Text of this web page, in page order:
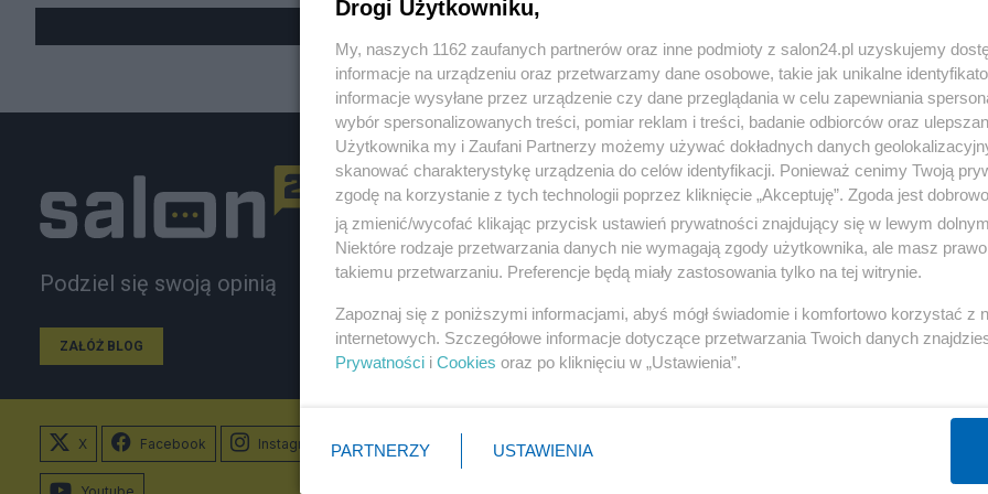
Podziel się swoją opinią
ZAŁÓŻ BLOG
Polityka
PiS
Rząd
NATO
KO
Gospodarka
Biznes
Pieniądze
Centralny Port Komunikacyjny
Inwestycje
Podatki
X Facebook Instagram
Youtube
Drogi Użytkowniku,
My, naszych 1162 zaufanych partnerów oraz inne podmioty z salon24.pl uzyskujemy
informacje na urządzeniu oraz przetwarzamy dane osobowe, takie jak unikalne
informacje wysyłane przez urządzenie czy dane przeglądania w celu zapewniania
wybór spersonalizowanych treści, pomiar reklam i treści, badanie odbiorców oraz
Użytkownika my i Zaufani Partnerzy możemy używać dokładnych danych
skanować charakterystykę urządzenia do celów identyfikacji. Ponieważ cenimy Twoją
zgodę na korzystanie z tych technologii poprzez kliknięcie „Akceptuję”. Zgoda jest
ją zmienić/wycofać klikając przycisk ustawień prywatności znajdujący się w lewym
Niektóre rodzaje przetwarzania danych nie wymagają zgody użytkownika, ale masz
takiemu przetwarzaniu. Preferencje będą miały zastosowania tylko na tej witrynie.
Zapoznaj się z poniższymi informacjami, abyś mógł świadomie i komfortowo korzystać z
internetowych. Szczegółowe informacje dotyczące przetwarzania Twoich danych
Prywatności i Cookies oraz po kliknięciu w „Ustawienia”.
PARTNERZY USTAWIENIA